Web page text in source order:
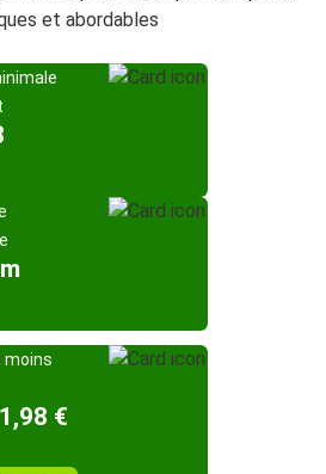
et abordables
moins
€